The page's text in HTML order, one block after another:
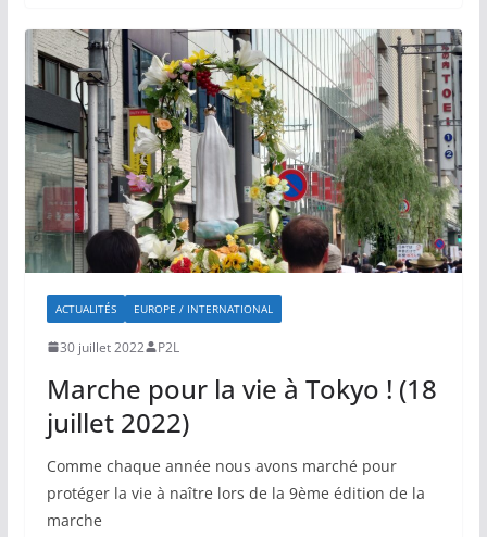
ACTUALITÉS EUROPE / INTERNATIONAL
30 juillet 2022 P2L
Marche pour la vie à Tokyo ! (18
juillet 2022)
Comme chaque année nous avons marché pour
protéger la vie à naître lors de la 9ème édition de la
marche